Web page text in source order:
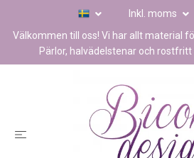
Inkl. moms
Välkommen till oss! Vi har allt material
Pärlor, halvädelstenar och rostfritt